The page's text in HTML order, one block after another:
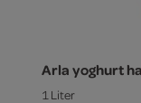
Arla yoghurt
1 Liter